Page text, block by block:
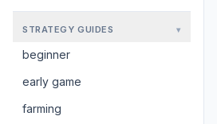
STRATEGY GUIDES ▾
beginner
early game
farming